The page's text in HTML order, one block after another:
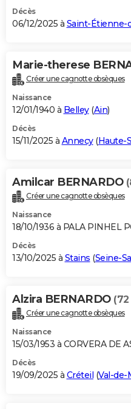
Décès
06/12/2025 à Saint-Étienne-
Marie-therese
Créer une cagnotte obsèques
Naissance
12/01/1940 à Belley(Ain)
Décès
15/11/2025 à Annecy(Haute-
Amilcar BERNARDO
Créer une cagnotte obsèques
Naissance
18/10/1936 à PALA PINHEL
Décès
13/10/2025 à Stains (Seine-
Alzira BERNARDO
Créer une cagnotte obsèques
Naissance
15/03/1953 à CORVERA DE
Décès
19/09/2025 à Créteil (Val-de-